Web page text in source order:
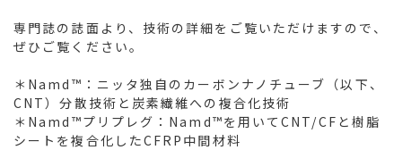
専門誌の誌面より、技術の詳細をご覧いただけますので、
ぜひご覧ください。
＊Namd™：ニッタ独自のカーボンナノチューブ（以下、
CNT）分散技術と炭素繊維への複合化技術
＊Namd™プリプレグ：Namd™を用いてCNT/CFと樹脂
シートを複合化したCFRP中間材料